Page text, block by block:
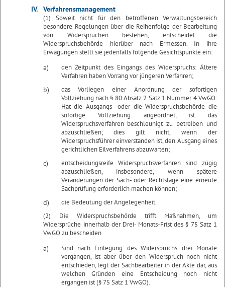
IV. Verfahrensmanagement
(1) Soweit nicht für den betroffenen Verwaltungsbereich
besondere Regelungen über die Reihenfolge der Bearbeitung
von Widersprüchen bestehen, entscheidet die
Widerspruchsbehörde hierüber nach Ermessen. In ihre
Erwägungen stellt sie jedenfalls folgende Gesichtspunkte ein:
a)
den Zeitpunkt des Eingangs des Widerspruchs: Ältere
Verfahren haben Vorrang vor jüngeren Verfahren;
b)
das Vorliegen einer Anordnung der sofortigen
Vollziehung nach § 80 Absatz 2 Satz 1 Nummer 4 VwGO:
Hat die Ausgangs- oder die Widerspruchsbehörde die
sofortige Vollziehung angeordnet, ist das
Widerspruchsverfahren beschleunigt zu betreiben und
abzuschließen; dies gilt nicht, wenn der
Widerspruchsführer einverstanden ist, den Ausgang eines
gerichtlichen Eilverfahrens abzuwarten;
c)
entscheidungsreife Widerspruchsverfahren sind zügig
abzuschließen, insbesondere, wenn spätere
Veränderungen der Sach- oder Rechtslage eine erneute
Sachprüfung erforderlich machen können;
d)
die Bedeutung der Angelegenheit.
(2) Die Widerspruchsbehörde trifft Maßnahmen, um
Widersprüche innerhalb der Drei- Monats-Frist des § 75 Satz 1
VwGO zu bescheiden.
a)
Sind nach Einlegung des Widerspruchs drei Monate
vergangen, ist aber über den Widerspruch noch nicht
entschieden, legt der Sachbearbeiter in der Akte dar, aus
welchen Gründen eine Entscheidung noch nicht
ergangen ist (§ 75 Satz 1 VwGO).